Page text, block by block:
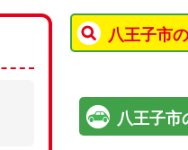
八王子市
八王子市